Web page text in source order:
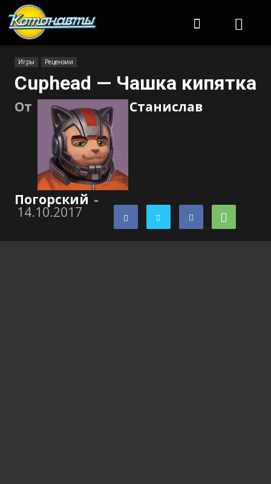
Игры Рецензии
Cuphead — Чашка кипятка
От Станислав
Погорский -
14.10.2017